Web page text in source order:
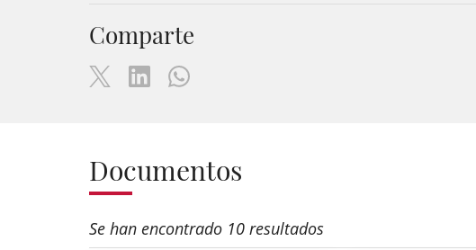
Comparte
Documentos
Se han encontrado 10 resultados